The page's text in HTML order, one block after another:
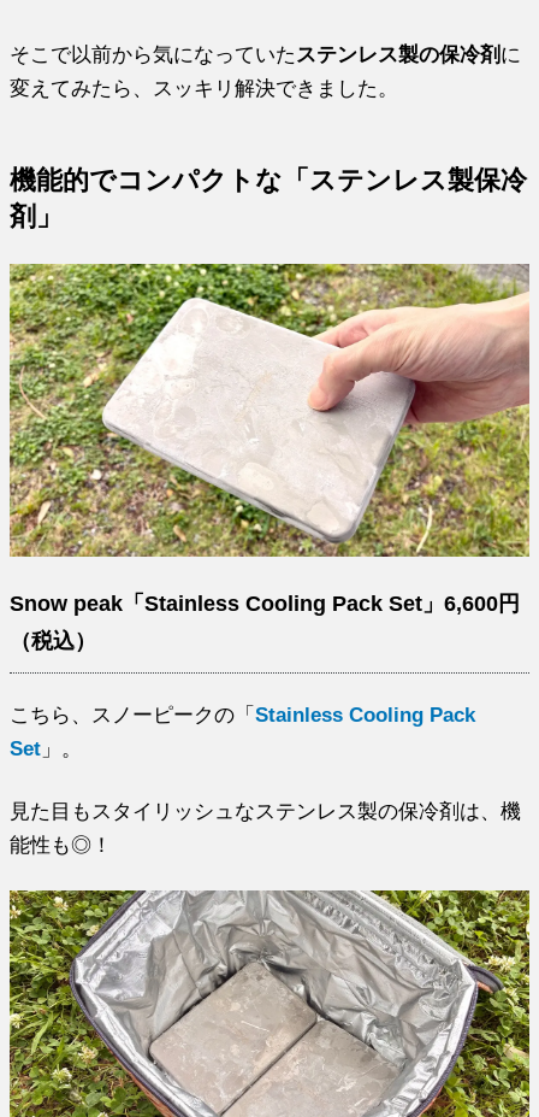
そこで以前から気になっていた ステンレス製の保冷剤 に
変えてみたら、スッキリ解決できました。
機能的でコンパクトな「ステンレス製保冷
剤」
Snow peak「Stainless Cooling Pack Set」6,600円
（税込）
こちら、スノーピークの「Stainless Cooling Pack
Set 」。
見た目もスタイリッシュなステンレス製の保冷剤は、機
能性も◎！